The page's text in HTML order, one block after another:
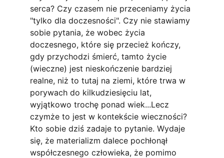
serca? Czy czasem nie przeceniamy życia
"tylko dla doczesności". Czy nie stawiamy
sobie pytania, że wobec życia
doczesnego, które się przecież kończy,
gdy przychodzi śmierć, tamto życie
(wieczne) jest nieskończenie bardziej
realne, niż to tutaj na ziemi, które trwa w
porywach do kilkudziesięciu lat,
wyjątkowo trochę ponad wiek...Lecz
czymże to jest w kontekście wieczności?
Kto sobie dziś zadaje to pytanie. Wydaje
się, że materializm dalece pochłonął
współczesnego człowieka, że pomimo